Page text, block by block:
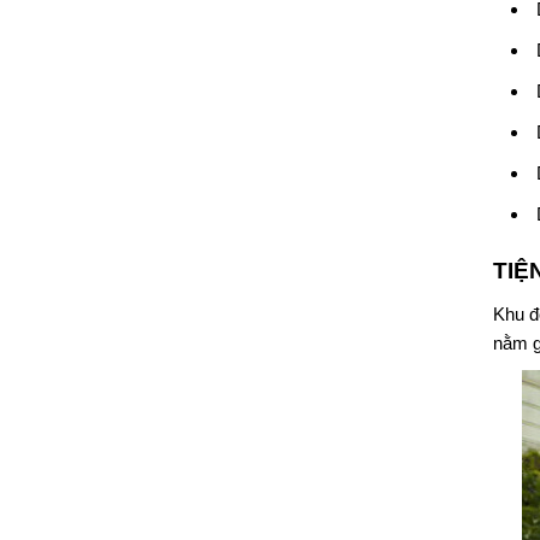
Khu
nằm